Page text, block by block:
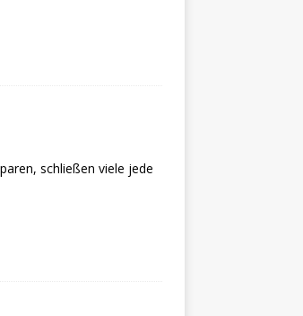
schließen viele jede